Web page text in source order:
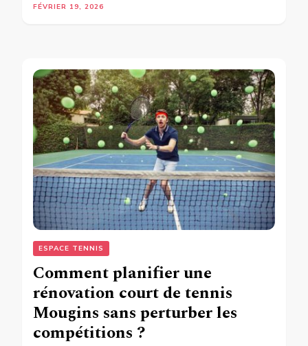
FÉVRIER 19, 2026
ESPACE TENNIS
Comment planifier une
rénovation court de tennis
Mougins sans perturber les
compétitions ?